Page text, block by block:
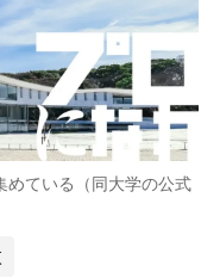
めている（同大学の公式